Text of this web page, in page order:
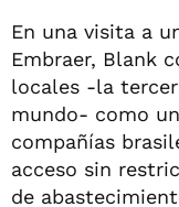
En una visita a
Embraer, Blank
locales -la
mundo- como
compañías
acceso sin
de